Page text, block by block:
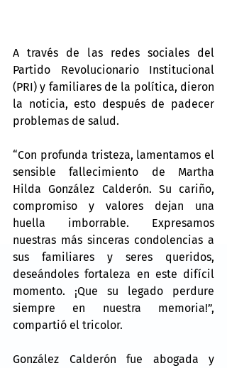
A través de las redes sociales del
Partido Revolucionario Institucional
(PRI) y familiares de la política, dieron
la noticia, esto después de padecer
problemas de salud.
“Con profunda tristeza, lamentamos el
sensible fallecimiento de Martha
Hilda González Calderón. Su cariño,
compromiso y valores dejan una
huella imborrable. Expresamos
nuestras más sinceras condolencias a
sus familiares y seres queridos,
deseándoles fortaleza en este difícil
momento. ¡Que su legado perdure
siempre en nuestra memoria!”,
compartió el tricolor.
González Calderón fue abogada y